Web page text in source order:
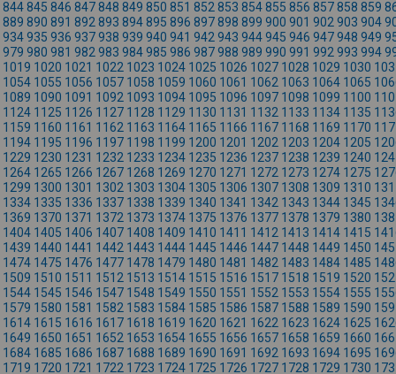
844845 846 847848 849 850 851 852 853 854855 856 857858 859
889 890 891 892 893 894895 896 897898 899 900 901 902 903 904
934935 936 937938 939 940 941 942 943 944945 946 947948 949
979 980 981 982 983 984985 986 987988 989 990 991 992 993 994
1019 1020 1021 1022 1023 1024 1025 1026 1027 1028 1029 1030
1054 1055 1056 1057 1058 1059 1060 1061 1062 1063 1064 1065
1089 1090 1091 1092 1093 1094 1095 1096 1097 1098 1099 1100
1124 1125 1126 1127 1128 1129 1130 1131 1132 1133 1134 1135
1159 1160 1161 1162 1163 1164 1165 1166 1167 1168 1169 1170
1194 1195 1196 1197 1198 1199 1200 1201 1202 1203 1204 1205
1229 1230 1231 1232 1233 1234 1235 1236 1237 1238 1239 1240
1264 1265 1266 1267 1268 1269 1270 1271 1272 1273 1274 1275
1299 1300 1301 1302 1303 1304 1305 1306 1307 1308 1309 1310
1334 1335 1336 1337 1338 1339 1340 1341 1342 1343 1344 1345
1369 1370 1371 1372 1373 1374 1375 1376 1377 1378 1379 1380
1404 1405 1406 1407 1408 1409 1410 1411 1412 1413 1414 1415
1439 1440 1441 1442 1443 1444 1445 1446 1447 1448 1449 1450
1474 1475 1476 1477 1478 1479 1480 1481 1482 1483 1484 1485
1509 1510 1511 1512 1513 1514 1515 1516 1517 1518 1519 1520
1544 1545 1546 1547 1548 1549 1550 1551 1552 1553 1554 1555
1579 1580 1581 1582 1583 1584 1585 1586 1587 1588 1589 1590
1614 1615 1616 1617 1618 1619 1620 1621 1622 1623 1624 1625
1649 1650 1651 1652 1653 1654 1655 1656 1657 1658 1659 1660
1684 1685 1686 1687 1688 1689 1690 1691 1692 1693 1694 1695
1719 1720 1721 1722 1723 1724 1725 1726 1727 1728 1729 1730